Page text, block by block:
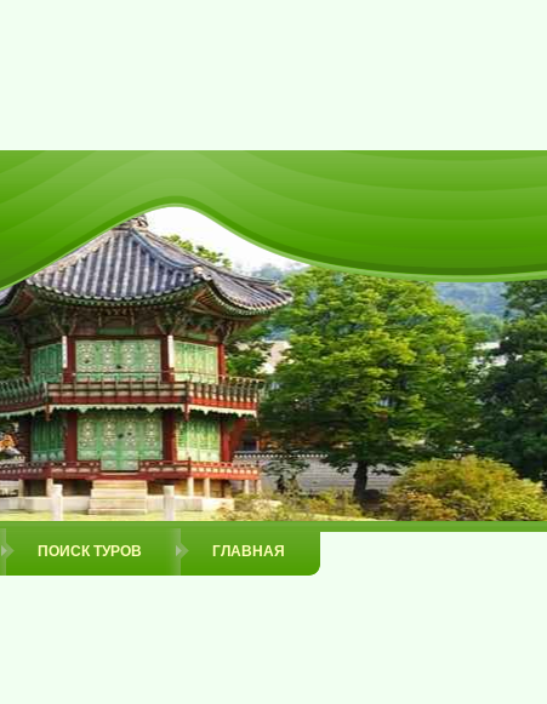
ГЛАВНАЯ
ПОИСК ТУРОВ